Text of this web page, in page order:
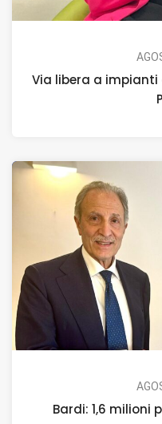
Via libera a impianti
Bardi: 1,6 milioni